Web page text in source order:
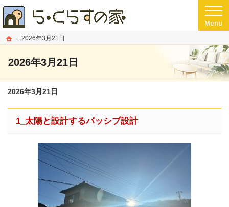
ホーム
2026年3月21日
2026年3月21日
プロの目線からご提案。静岡県長泉町の注文住宅・新築戸建てを手がける工務店な
静岡県長泉町の新築・注文住宅・新築戸建てを手がける工務店なら小野建築
2026年3月21日
1_太陽と設計するパッシブ設計